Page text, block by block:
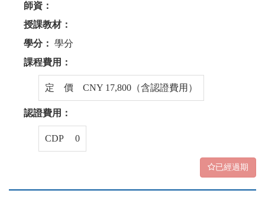
師資：
授課教材：
學分： 學分
課程費用：
定 價 CNY 17,800（含認證費用）
認證費用：
CDP 0
已經過期